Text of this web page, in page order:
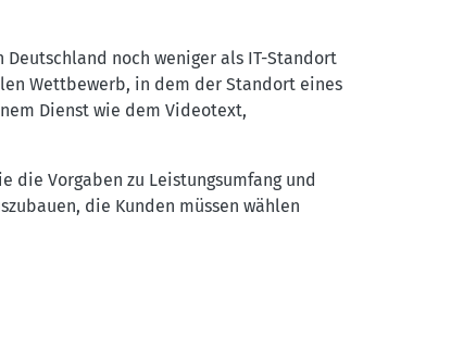
noch weniger als IT-Standort
Wettbewerb, in dem der Standort eines
Dienst wie dem Videotext,
die Vorgaben zu Leistungsumfang und
die Kunden müssen wählen